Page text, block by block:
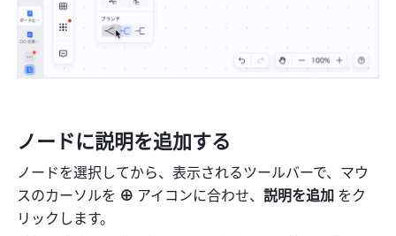
ノードに説明を追加する
ノードを選択してから、表示されるツールバーで、マウ
スのカーソルを ⊕ アイコンに合わせ、説明を追加 をク
リックします。